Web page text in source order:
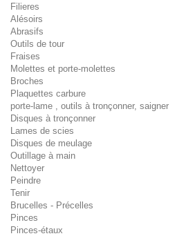
Filieres
Alésoirs
Abrasifs
Outils de tour
Fraises
Molettes et porte-molettes
Broches
Plaquettes carbure
porte-lame , outils à tronçonner, saigner
Disques à tronçonner
Lames de scies
Disques de meulage
Outillage à main
Nettoyer
Peindre
Tenir
Brucelles - Précelles
Pinces
Pinces-étaux